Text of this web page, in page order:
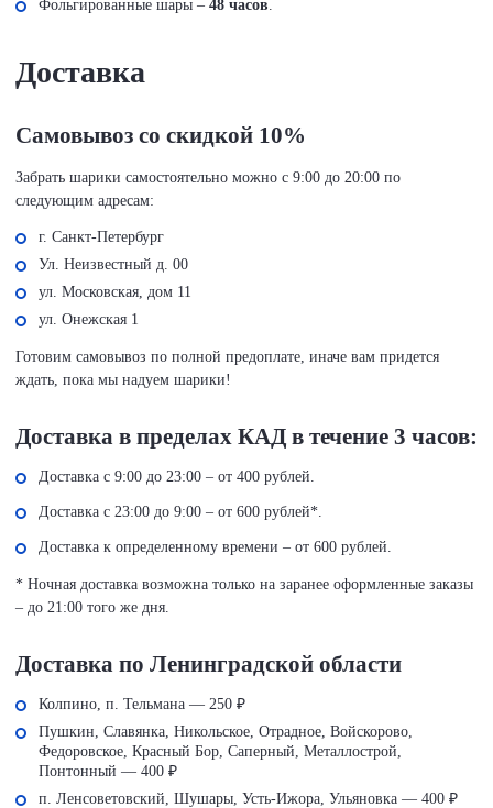
Фольгированные шары – 48 часов
Доставка
Самовывоз со скидкой 10%
Забрать шарики самостоятельно можно с 9:00 до 20:00 по
следующим адресам:
г. Санкт-Петербург
Ул. Неизвестный д. 00
ул. Московская, дом 11
ул. Онежская 1
Готовим самовывоз по полной предоплате, иначе вам придется
ждать, пока мы надуем шарики!
Доставка в пределах КАД в течение 3 часов:
Доставка с 9:00 до 23:00 – от 400 рублей.
Доставка с 23:00 до 9:00 – от 600 рублей*.
Доставка к определенному времени – от 600 рублей.
* Ночная доставка возможна только на заранее оформленные заказы
– до 21:00 того же дня.
Доставка по Ленинградской области
Колпино, п. Тельмана — 250 ₽
Пушкин, Славянка, Никольское, Отрадное, Войскорово,
Федоровское, Красный Бор, Саперный, Металлострой,
Понтонный — 400 ₽
п. Ленсоветовский, Шушары, Усть-Ижора, Ульяновка — 400 ₽